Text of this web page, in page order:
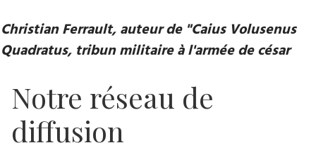
Christian Ferrault, auteur de "Caius Volusenus
Quadratus, tribun militaire à l'armée de césar
Notre réseau de
diffusion